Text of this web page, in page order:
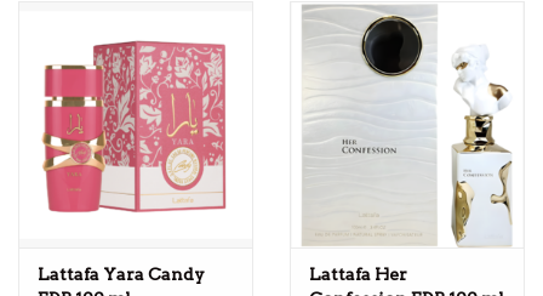
Lattafa Yara Candy
Lattafa Her